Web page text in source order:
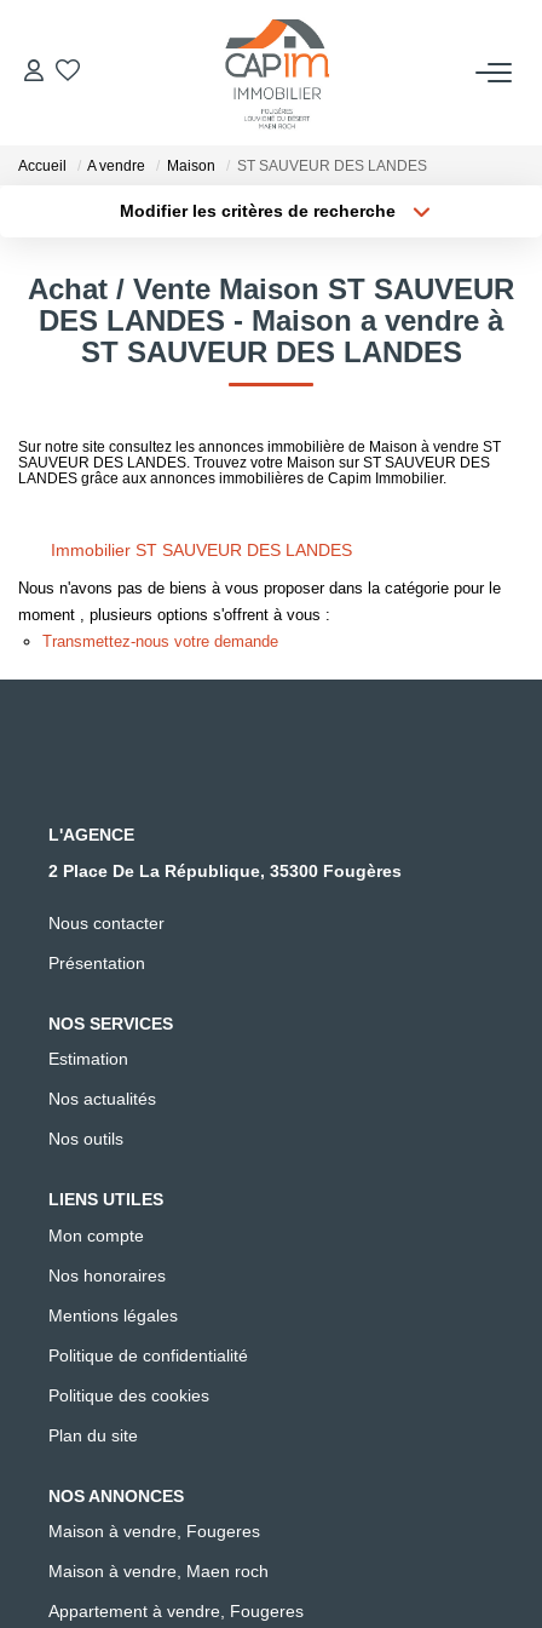
VENTES
Qui Sommes Nous
Notre Équipe
Nos Actualités
Accueil A vendre Maison ST SAUVEUR DES LANDES
Modifier les critères de recherche
Surface min Budget max
Plus de critères Créer une alerte
Achat / Vente Maison ST SAUVEUR
DES LANDES - Maison a vendre à
ST SAUVEUR DES LANDES
Sur notre site consultez les annonces immobilière de Maison à vendre ST
SAUVEUR DES LANDES. Trouvez votre Maison sur ST SAUVEUR DES
LANDES grâce aux annonces immobilières de Capim Immobilier.
Immobilier ST SAUVEUR DES LANDES
Nous n'avons pas de biens à vous proposer dans la catégorie pour le
moment , plusieurs options s'offrent à vous :
Transmettez-nous votre demande
L'AGENCE
2 Place De La République, 35300 Fougères
Nous contacter
Présentation
NOS SERVICES
Estimation
Nos actualités
Nos outils
LIENS UTILES
Mon compte
Nos honoraires
Mentions légales
Politique de confidentialité
Politique des cookies
Plan du site
NOS ANNONCES
Maison à vendre, Fougeres
Maison à vendre, Maen roch
Appartement à vendre, Fougeres